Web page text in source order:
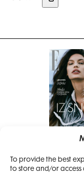
To provide the best
to store and/or access